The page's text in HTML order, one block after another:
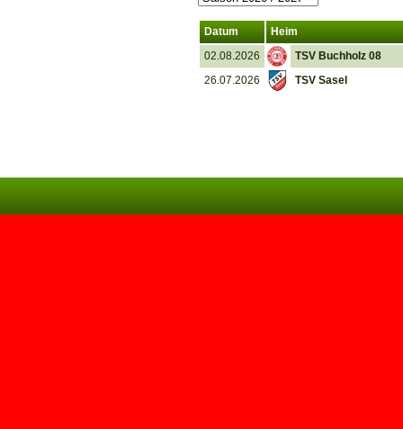
Datum
Heim
02.08.2026
TSV Buchholz 08
26.07.2026
TSV Sasel